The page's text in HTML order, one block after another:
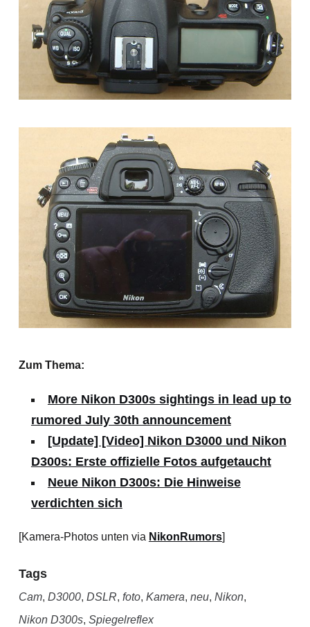
Zum Thema:
More Nikon D300s sightings in lead up to
rumored July 30th announcement
[Update] [Video] Nikon D3000 und Nikon
D300s: Erste offizielle Fotos aufgetaucht
Neue Nikon D300s: Die Hinweise
verdichten sich
[Kamera-Photos unten via NikonRumors]
Tags
Cam, D3000, DSLR, foto, Kamera, neu, Nikon,
Nikon D300s, Spiegelreflex